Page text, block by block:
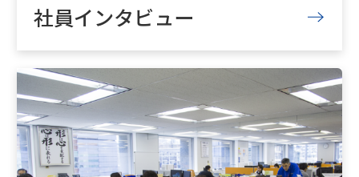
社員インタビュー